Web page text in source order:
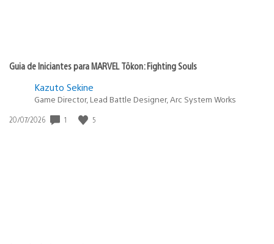
Guia de Iniciantes para MARVEL Tōkon: Fighting Souls
Kazuto Sekine
Game Director, Lead Battle Designer, Arc System Works
Data
20/07/2026 1 5